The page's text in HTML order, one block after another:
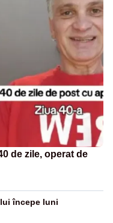
de zile, operat de
începe luni